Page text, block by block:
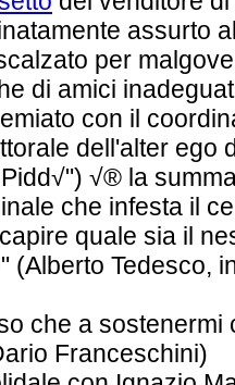
assurto
per
di amici
con il
dell'alter ego
√® la
che infesta il
quale sia il
(Alberto Tedesco,
che a sostenermi
Franceschini)